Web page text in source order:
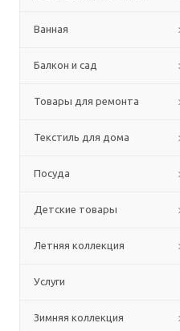
Ванная
Балкон и сад
Товары для ремонта
Текстиль для дома
Посуда
Детские товары
Летняя коллекция
Услуги
Зимняя коллекция